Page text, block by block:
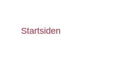
Startsiden